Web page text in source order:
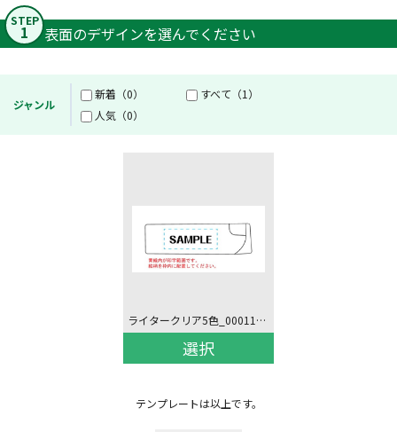
STEP
1 表面のデザインを選んでください
ジャンル
新着（0）
人気（0）
すべて（1）
ライタークリア5色_00011471
選択
テンプレートは以上です。